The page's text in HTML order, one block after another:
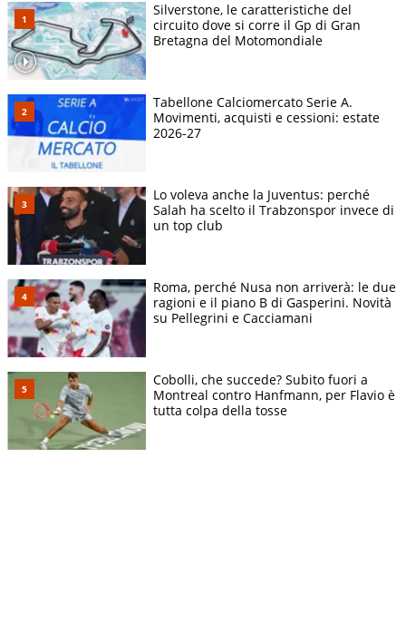
Silverstone, le caratteristiche del
circuito dove si corre il Gp di Gran
Bretagna del Motomondiale
Tabellone Calciomercato Serie A.
Movimenti, acquisti e cessioni: estate
2026-27
Lo voleva anche la Juventus: perché
Salah ha scelto il Trabzonspor invece di
un top club
Roma, perché Nusa non arriverà: le due
ragioni e il piano B di Gasperini. Novità
su Pellegrini e Cacciamani
Cobolli, che succede? Subito fuori a
Montreal contro Hanfmann, per Flavio è
tutta colpa della tosse